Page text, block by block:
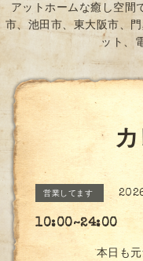
アットホームな癒し空間
市、池田市、東大阪市、
ット、
営業してます
10:00~24:00
本日も